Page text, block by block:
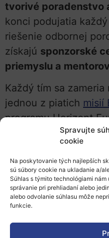
Spravujte
cookie
Na poskytovanie tých najlepších
sú súbory cookie na ukladanie a/
Súhlas s týmito technológiami
správanie pri prehliadaní alebo
alebo odvolanie súhlasu môže
funkcie.
tvorivé poradenstvo
konci podujatia
riešenie odbornej
získajú sponzorské
priemyslu a
Každý tím sa
jednou z piatich misií
programu Horizont
výskum s cieľom
z najväčších výziev,
čelíme:
boj proti
prispôsobenie sa
život v